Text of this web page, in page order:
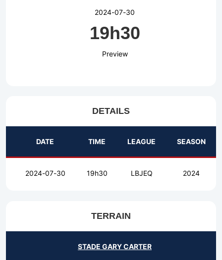
2024-07-30
19h30
Preview
DETAILS
DATE TIME LEAGUE SEASON
2024-07-30 19h30 LBJEQ 2024
TERRAIN
STADE GARY CARTER